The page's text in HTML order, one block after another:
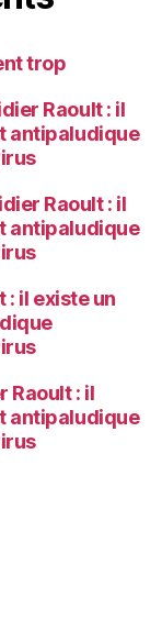
trop
Raoult : il
antipaludique
Raoult : il
antipaludique
: il existe un
Raoult : il
antipaludique